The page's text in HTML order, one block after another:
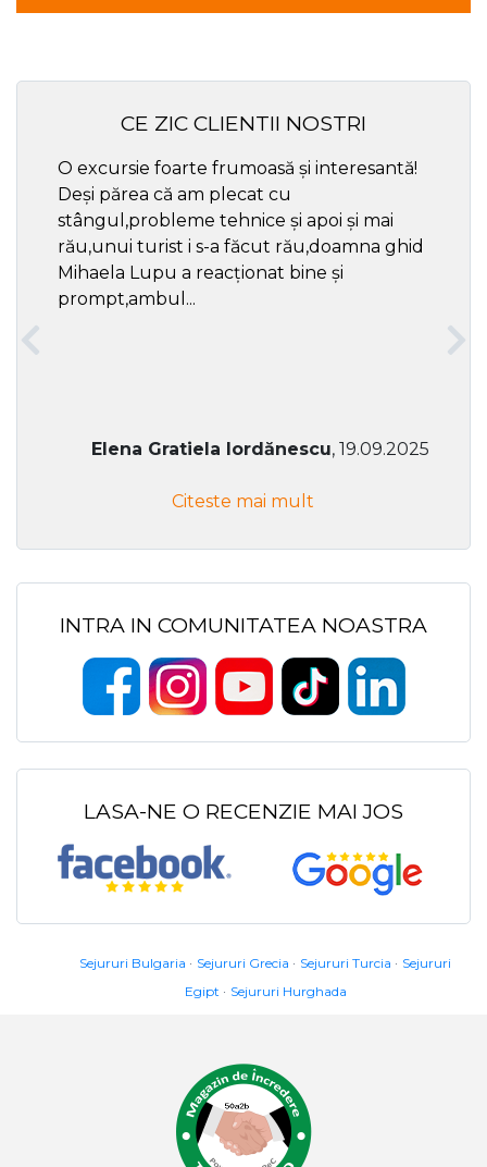
CE ZIC CLIENTII NOSTRI
O excursie foarte frumoasă și interesantă!
Deși părea că am plecat cu
stângul,probleme tehnice și apoi și mai
rău,unui turist i s-a făcut rău,doamna ghid
Mihaela Lupu a reacționat bine și
prompt,ambul...
Elena Gratiela Iordănescu, 19.09.2025
Citeste mai mult
INTRA IN COMUNITATEA NOASTRA
LASA-NE O RECENZIE MAI JOS
Sejururi Bulgaria Sejururi Grecia Sejururi Turcia
Sejururi
Egipt
Sejururi Hurghada